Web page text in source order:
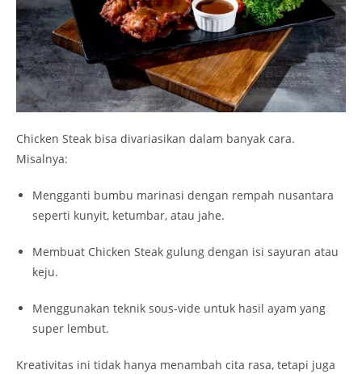
Chicken Steak bisa divariasikan dalam banyak cara.
Misalnya:
Mengganti bumbu marinasi dengan rempah nusantara
seperti kunyit, ketumbar, atau jahe.
Membuat Chicken Steak gulung dengan isi sayuran atau
keju.
Menggunakan teknik sous-vide untuk hasil ayam yang
super lembut.
Kreativitas ini tidak hanya menambah cita rasa, tetapi juga